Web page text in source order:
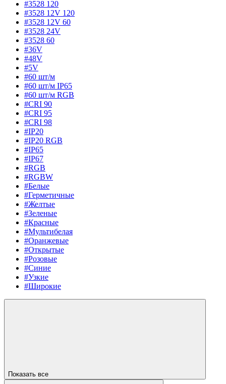
#3528 120
#3528 12V 120
#3528 12V 60
#3528 24V
#3528 60
#36V
#48V
#5V
#60 шт/м
#60 шт/м IP65
#60 шт/м RGB
#CRI 90
#CRI 95
#CRI 98
#IP20
#IP20 RGB
#IP65
#IP67
#RGB
#RGBW
#Белые
#Герметичные
#Желтые
#Зеленые
#Красные
#Мультибелая
#Оранжевые
#Открытые
#Розовые
#Синие
#Узкие
#Широкие
Показать все